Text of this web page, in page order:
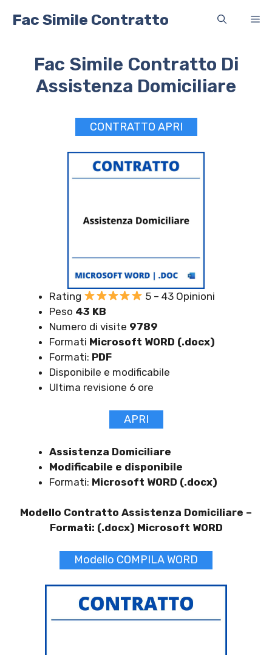
Fac Simile Contratto
Fac Simile Contratto Di
Assistenza Domiciliare
CONTRATTO APRI
Rating
5 – 43 Opinioni
Peso 43 KB
Numero di visite 9789
Formati Microsoft WORD (.docx)
Formati: PDF
Disponibile e modificabile
Ultima revisione 6 ore
APRI
Assistenza Domiciliare
Modificabile e disponibile
Formati: Microsoft WORD (.docx)
Modello Contratto Assistenza Domiciliare –
Formati: (.docx) Microsoft WORD
Modello COMPILA WORD